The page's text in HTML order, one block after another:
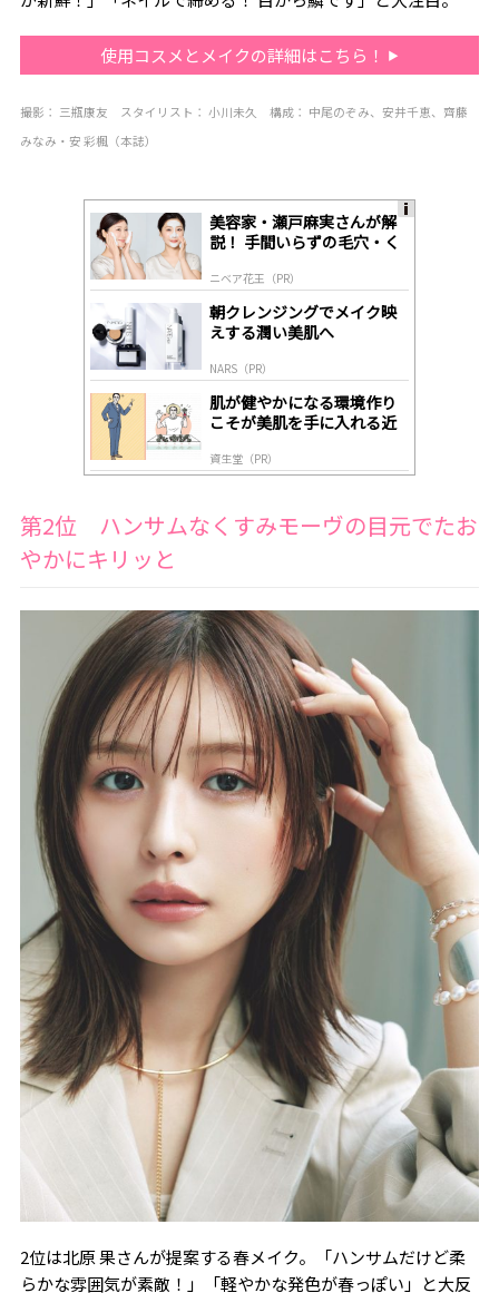
使用コスメとメイクの詳細はこちら！
撮影： 三瓶康友 スタイリ スト： 小川未久 構成： 中尾のぞみ、安井千恵、齊藤
みなみ ・安 彩楓（本誌）
美容家・瀬戸麻実さんが解
説！ 手間いらずの毛穴・く
ニベア花王（PR）
朝クレンジングでメイク映
えする潤い美肌へ
NARS（PR）
肌が健やかになる環境作り
こそが美肌を手に入れる近
資生堂（PR）
第2位 ハンサムなくすみモーヴの目元でたお
やかにキリッと
2位は北原 果さんが提案する春メイク。「ハンサムだけど柔
らかな雰囲気が素敵！」「軽やかな発色が春っぽい」と大反